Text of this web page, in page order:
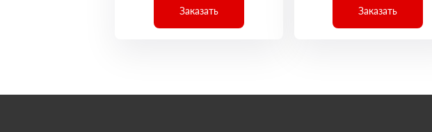
Заказать Заказать